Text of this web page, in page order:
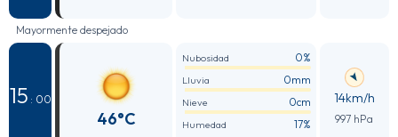
Mayormente despejado
15 : 00
46°C
Nubosidad 0%
Lluvia 0mm
Nieve 0cm
Humedad 17%
14km/h
997 hPa